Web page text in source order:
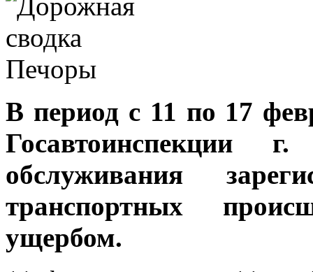
В период с 11 по 17
Госавтоинспекции
обслуживания
транспортных
ущербом.